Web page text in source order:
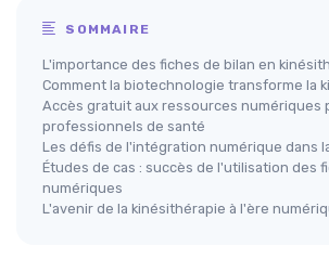
SOMMAIRE
L'importance des fiches de bilan en
Comment la biotechnologie transforme la
Accès gratuit aux ressources numériques
professionnels de santé
Les défis de l'intégration numérique dans
Études de cas : succès de l'utilisation des
numériques
L'avenir de la kinésithérapie à l'ère